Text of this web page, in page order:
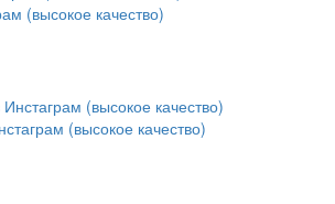
(высокое качество)
(высокое качество)